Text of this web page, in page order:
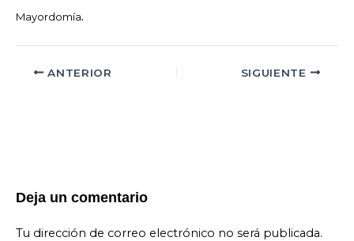
Mayordomía.
ANTERIOR SIGUIENTE
Deja un comentario
Tu dirección de correo electrónico no será publicada.